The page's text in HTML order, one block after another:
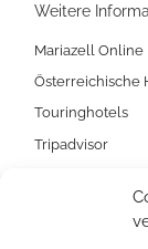
Weitere
Mariazell Online
Österreichische
Touringhotels
Tripadvisor